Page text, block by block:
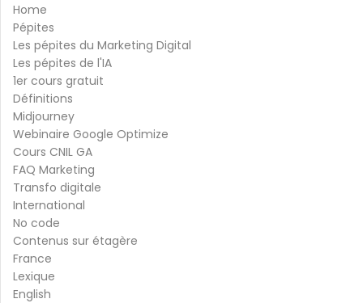
Home
Pépites
Les pépites du Marketing Digital
Les pépites de l'IA
1er cours gratuit
Définitions
Midjourney
Webinaire Google Optimize
Cours CNIL GA
FAQ Marketing
Transfo digitale
International
No code
Contenus sur étagère
France
Lexique
English